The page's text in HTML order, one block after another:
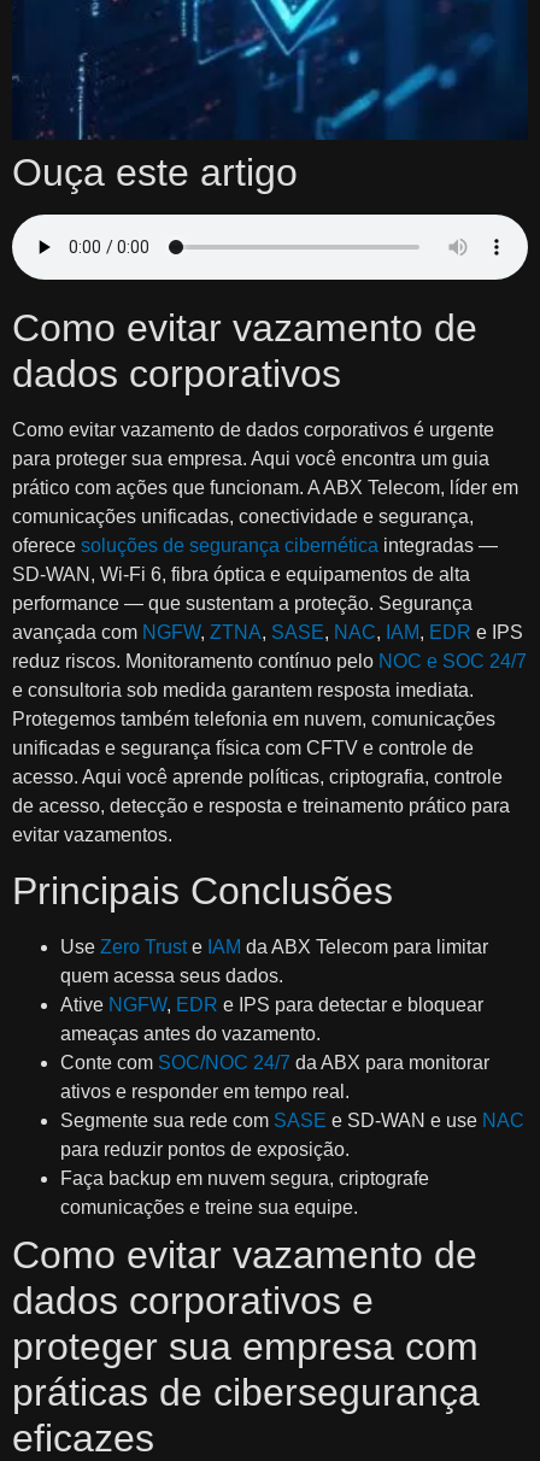
Ouça este artigo
Como evitar vazamento de
dados corporativos
Como evitar vazamento de dados corporativos é urgente
para proteger sua empresa. Aqui você encontra um guia
prático com ações que funcionam. A ABX Telecom, líder em
comunicações unificadas, conectividade e segurança,
oferece soluções de segurança cibernética integradas —
SD‑WAN, Wi‑Fi 6, fibra óptica e equipamentos de alta
performance — que sustentam a proteção. Segurança
avançada com NGFW, ZTNA, SASE, NAC, IAM, EDR e IPS
reduz riscos. Monitoramento contínuo pelo NOC e SOC 24/7
e consultoria sob medida garantem resposta imediata.
Protegemos também telefonia em nuvem, comunicações
unificadas e segurança física com CFTV e controle de
acesso. Aqui você aprende políticas, criptografia, controle
de acesso, detecção e resposta e treinamento prático para
evitar vazamentos.
Principais Conclusões
Use Zero Truste IAM da ABX Telecom para limitar
quem acessa seus dados.
Ative NGFW, EDR e IPS para detectar e bloquear
ameaças antes do vazamento.
Conte com SOC/NOC 24/7 da ABX para monitorar
ativos e responder em tempo real.
Segmente sua rede com SASE e SD‑WAN e use NAC
para reduzir pontos de exposição.
Faça backup em nuvem segura, criptografe
comunicações e treine sua equipe.
Como evitar vazamento de
dados corporativos e
proteger sua empresa com
práticas de cibersegurança
eficazes